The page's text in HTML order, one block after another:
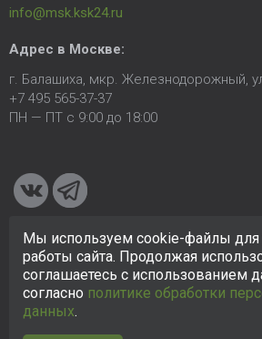
info@msk.ksk24.ru
Адрес в Москве:
г. Балашиха, мкр. Железнодорожный,
+7 495 565-37-37
ПН — ПТ с 9:00 до 18:00
© 2005-2026 ООО «КСК». Сайтhttps://
исключительно в информационных
на сайте не является публичной
отношении персональных данных
Мы используем cookie-файлы для
работы сайта. Продолжая
соглашаетесь с использованием
согласно политике обработки
данных.